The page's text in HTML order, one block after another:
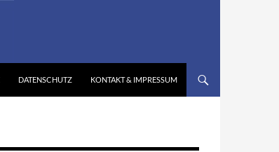
DATENSCHUTZ KONTAKT & IMPRESSUM